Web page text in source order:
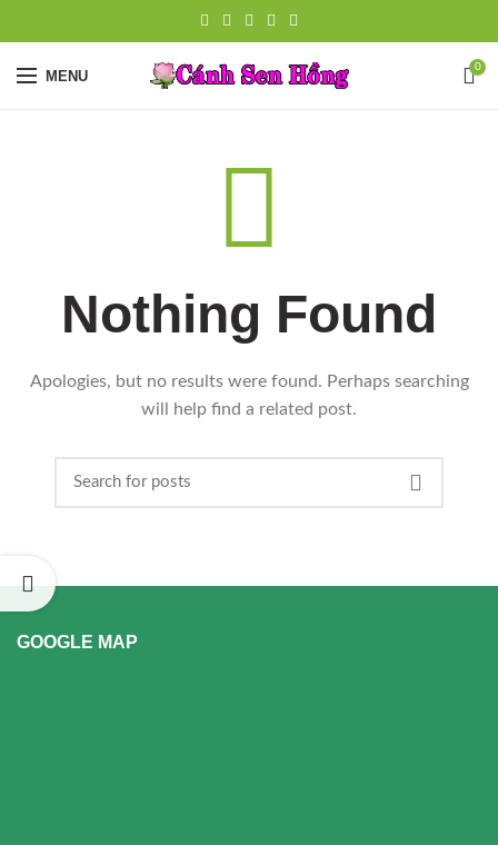
MENU
0
Nothing Found
Apologies, but no results were found. Perhaps searching
will help find a related post.
GOOGLE MAP